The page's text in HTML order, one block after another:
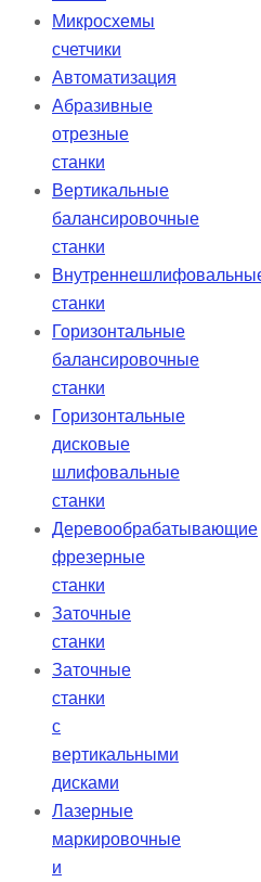
Микросхемы
счетчики
Автоматизация
Абразивные
отрезные
станки
Вертикальные
балансировочные
станки
станки
Горизонтальные
балансировочные
станки
Горизонтальные
дисковые
шлифовальные
станки
Деревообрабатывающие
фрезерные
станки
Заточные
станки
Заточные
станки
с
вертикальными
дисками
Лазерные
маркировочные
и